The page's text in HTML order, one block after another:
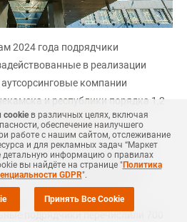
2024 года подрядчики
в реализации
компании
и республики порядка 1,2
сообщаетKazanfirst.
поступит от строительных
рублей – от аутсорсинговых
что отчисления в бюджет
с прошлым годом: в
подрядчики перечислили 700
в различных целях, включая
обеспечение наилучшего
работе с нашим сайтом, отслеживание
и для рекламных задач “Маркет
детальную информацию о правилах
вы найдёте на странице "Политика
GDPR".
Принять Все Cookie